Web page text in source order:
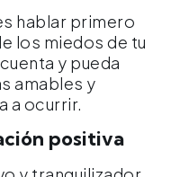
hablar primero
los miedos de tu
y pueda
amables y
a ocurrir.
positiva